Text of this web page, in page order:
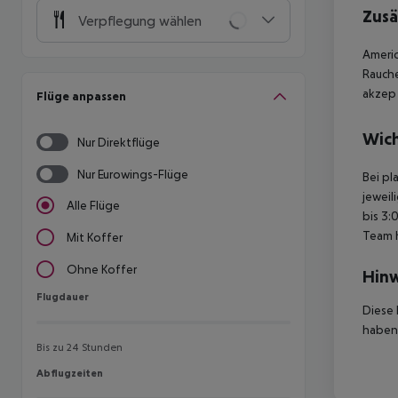
Verpflegung wählen
Flüge anpassen
Nur Direktflüge
Nur Eurowings-Flüge
Alle Flüge
Mit Koffer
Ohne Koffer
Flugdauer
Flugdauer
Bis zu 24 Stunden
Abflugzeiten
Abflugzeiten
akzep
Bei
bis
Team
Diese